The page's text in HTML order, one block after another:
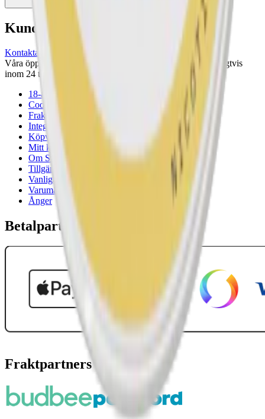
Kundservice
Kontakta oss
Våra öppettider är: Alla dagar 08:00 - 18:00 Vi svarar vanligtvis
inom 24 timmar på vardagar.
18-årsgräns
Cookiepolicy
Frakt- och leveransvillkor
Integritetspolicy
Köpvillkor
Mitt konto
Om Snuset.se
Tillgänglighetsredogörelse
Vanliga frågor
Varumärken
Ånger
Betalpartner
Fraktpartners